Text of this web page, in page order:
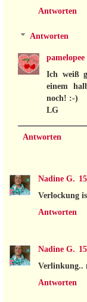
Antworten
Antworten
pamelopee
Ich weiß
einem
noch! :-)
LG
Antworten
Nadine G.
Verlockung
Antworten
Nadine G.
Verlinkung..
Antworten